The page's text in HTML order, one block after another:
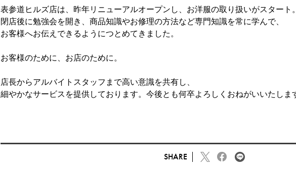
表参道ヒルズ店は、昨年リニューアルオープンし、お洋服の取り扱いがスタート
閉店後に勉強会を開き、商品知識やお修理の方法など専門知識を常に学んで、
お客様へお伝えできるようにつとめてきました。
お客様のために、お店のために。
店長からアルバイトスタッフまで高い意識を共有し、
細やかなサービスを提供しております。今後とも何卒よろしくおねがいいたしま
SHARE